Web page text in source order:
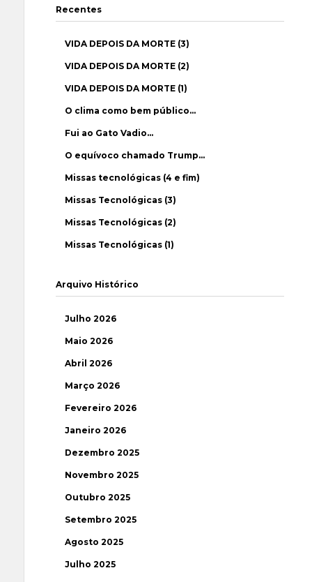
Recentes
VIDA DEPOIS DA MORTE (3)
VIDA DEPOIS DA MORTE (2)
VIDA DEPOIS DA MORTE (1)
O clima como bem público…
Fui ao Gato Vadio…
O equívoco chamado Trump…
Missas tecnológicas (4 e fim)
Missas Tecnológicas (3)
Missas Tecnológicas (2)
Missas Tecnológicas (1)
Arquivo Histórico
Julho 2026
Maio 2026
Abril 2026
Março 2026
Fevereiro 2026
Janeiro 2026
Dezembro 2025
Novembro 2025
Outubro 2025
Setembro 2025
Agosto 2025
Julho 2025